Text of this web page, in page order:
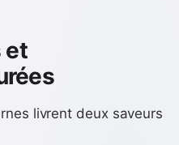
et
livrent deux saveurs